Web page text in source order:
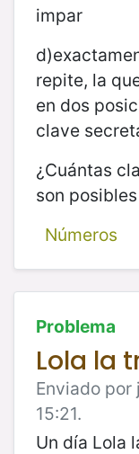
impar
repite, la
en dos
clave
¿Cuántas
son
Números
Problema
Lola la
Enviado
15:21.
Un día Lola